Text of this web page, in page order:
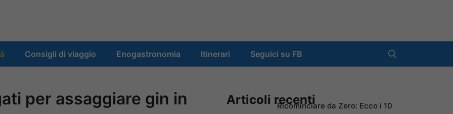
Consigli di viaggio Enogastronomia Itinerari Seguici su FB
per assaggiare gin in
Articoli recentiRicominciare da Zero: Ecco i 10